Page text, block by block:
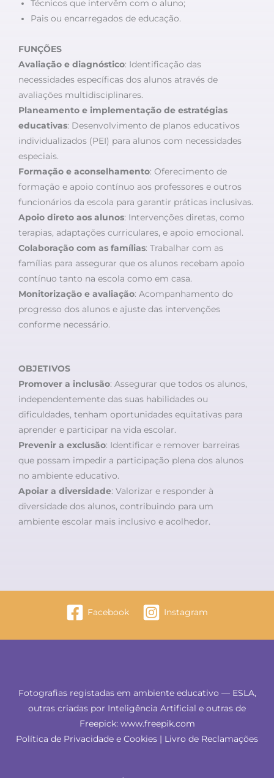
Técnicos que intervêm com o aluno;
Pais ou encarregados de educação.
FUNÇÕES
Avaliação e diagnóstico: Identificação das
necessidades específicas dos alunos através de
avaliações multidisciplinares.
Planeamento e implementação de estratégias
educativas: Desenvolvimento de planos educativos
individualizados (PEI) para alunos com necessidades
especiais.
Formação e aconselhamento: Oferecimento de
formação e apoio contínuo aos professores e outros
funcionários da escola para garantir práticas inclusivas.
Apoio direto aos alunos: Intervenções diretas, como
terapias, adaptações curriculares, e apoio emocional.
Colaboração com as famílias: Trabalhar com as
famílias para assegurar que os alunos recebam apoio
contínuo tanto na escola como em casa.
Monitorização e avaliação: Acompanhamento do
progresso dos alunos e ajuste das intervenções
conforme necessário.
OBJETIVOS
Promover a inclusão: Assegurar que todos os alunos,
independentemente das suas habilidades ou
dificuldades, tenham oportunidades equitativas para
aprender e participar na vida escolar.
Prevenir a exclusão: Identificar e remover barreiras
que possam impedir a participação plena dos alunos
no ambiente educativo.
Apoiar a diversidade: Valorizar e responder à
diversidade dos alunos, contribuindo para um
ambiente escolar mais inclusivo e acolhedor.
Facebook Instagram
Fotografias registadas em ambiente educativo — ESLA,
outras criadas por Inteligência Artificial e outras de
Freepick: www.freepik.com
Política de Privacidade e Cookies | Livro de Reclamações